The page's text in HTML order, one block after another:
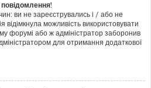
ви не зареєструвались і / або не
відімкнула можливість використовувати
форумі або ж адміністратор заборонив
для отримання додаткової